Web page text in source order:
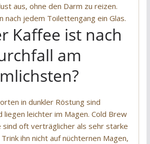
aus, ohne den Darm zu reizen.
nach jedem Toilettengang ein Glas.
Kaffee ist nach
am
in dunkler Röstung sind
liegen leichter im Magen. Cold Brew
sind oft verträglicher als sehr starke
ihn nicht auf nüchternen Magen,